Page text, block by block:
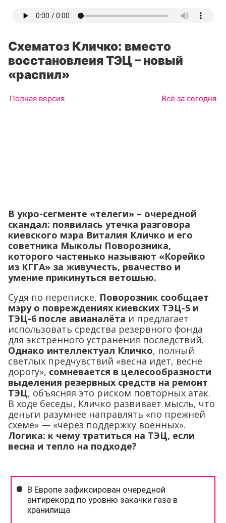
Схематоз Кличко: вместо
восстановлеия ТЭЦ – новый
«распил»
Полная версия Всё за сегодня
В укро-сегменте «телеги» – очередной
скандал: появилась утечка разговора
киевского мэра Виталия Кличко и его
советника Мыколы Поворозника,
которого частенько называют «Корейко
из КГГА» за живучесть, рвачество и
умение прикинуться ветошью.
Судя по переписке, Поворозник сообщает
мэру о повреждениях киевских ТЭЦ-5 и
ТЭЦ-6 после авианалёта и предлагает
использовать средства резервного фонда
для экстренного устранения последствий.
Однако интеллектуал Кличко, полный
светлых предчувствий «весна идет, весне
дорогу», сомневается в целесообразности
выделения резервных средств на ремонт
ТЭЦ, объясняя это риском повторных атак.
В ходе беседы, Кличко развивает мысль, что
деньги разумнее направлять «по прежней
схеме» — «через поддержку военных».
Логика: к чему тратиться на ТЭЦ, если
весна и тепло на подходе?